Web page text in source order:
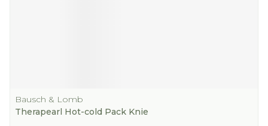
Bausch & Lomb
Therapearl Hot-cold Pack Knie